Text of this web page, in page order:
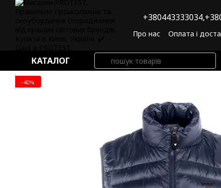
Перейти до основного контенту
+380443333034,
Про нас Оплата і
КАТАЛОГ
−40%